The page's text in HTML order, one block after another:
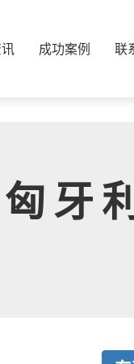
成功案例 联
牙